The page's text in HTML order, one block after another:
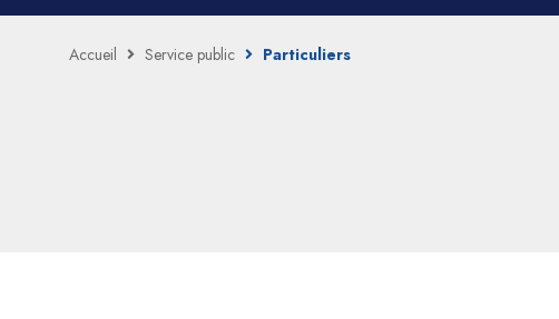
Accueil Service public Particuliers